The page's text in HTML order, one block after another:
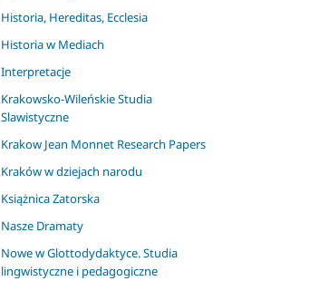
Historia, Hereditas, Ecclesia
Historia w Mediach
Interpretacje
Krakowsko-Wileńskie Studia
Slawistyczne
Krakow Jean Monnet Research Papers
Kraków w dziejach narodu
Książnica Zatorska
Nasze Dramaty
Nowe w Glottodydaktyce. Studia
lingwistyczne i pedagogiczne